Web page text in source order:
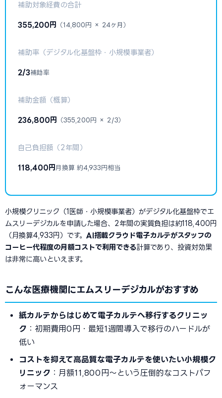
補助対象経費の合計
355,200円 （14,800円 × 24ヶ月）
補助率（デジタル化基盤枠・小規模事業者）
2/3補助率
補助金額（概算）
236,800円 （355,200円 × 2/3）
自己負担額（2年間）
118,400円 月換算 約4,933円相当
小規模クリニック（1医師・小規模事業者）がデジタル化基盤枠でエ
ムスリーデジカルを申請した場合、2年間の実質負担は約118,400円
（月換算4,933円）です。 AI搭載クラウド電子カルテがスタッフの
コーヒー代程度の月額コストで利用できる計算であり、投資対効果
は非常に高いといえます。
こんな医療機関にエムスリーデジカルがおすすめ
紙カルテからはじめて電子カルテへ移行するクリニッ
ク ：初期費用0円・最短1週間導入で移行のハードルが
低い
コストを抑えて高品質な電子カルテを使いたい小規模ク
リニック ：月額11,800円〜という圧倒的なコストパフ
ォーマンス